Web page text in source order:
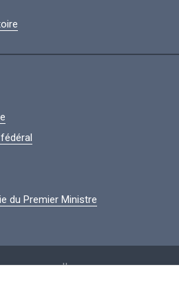
du Premier Ministre
personnelles